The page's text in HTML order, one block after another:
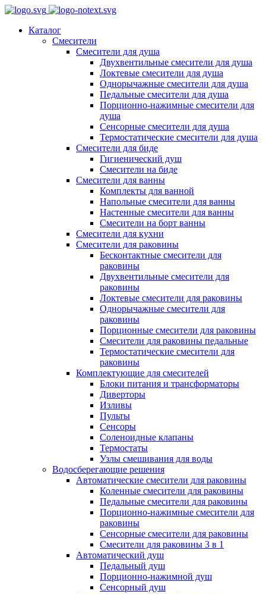
Каталог
Смесители
Смесители для душа
Двухвентильные смесители для душа
Локтевые смесители для душа
Однорычажные смесители для душа
Педальные смесители для душа
Порционно-нажимные смесители для
душа
Сенсорные смесители для душа
Термостатические смесители для душа
Смесители для биде
Гигиенический душ
Смесители на биде
Смесители для ванны
Комплекты для ванной
Напольные смесители для ванны
Настенные смесители для ванны
Смесители на борт ванны
Смесители для кухни
Смесители для раковины
Бесконтактные смесители для
раковины
Двухвентильные смесители для
раковины
Локтевые смесители для раковины
Однорычажные смесители для
раковины
Порционные смесители для раковины
Смесители для раковины педальные
Термостатические смесители для
раковины
Комплектующие для смесителей
Блоки питания и трансформаторы
Диверторы
Изливы
Пульты
Сенсоры
Соленоидные клапаны
Термостаты
Узлы смешивания для воды
Водосберегающие решения
Автоматические смесители для раковины
Коленные смесители для раковины
Педальные смесители для раковины
Порционно-нажимные смесители для
раковины
Сенсорные смесители для раковины
Смесители для раковины 3 в 1
Автоматический душ
Педальный душ
Порционно-нажимной душ
Сенсорный душ